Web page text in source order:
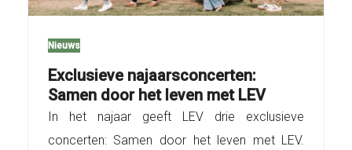
Nieuws
Exclusieve najaarsconcerten:
Samen door het leven met LEV
In het najaar geeft LEV drie exclusieve
concerten: Samen door het leven met LEV.